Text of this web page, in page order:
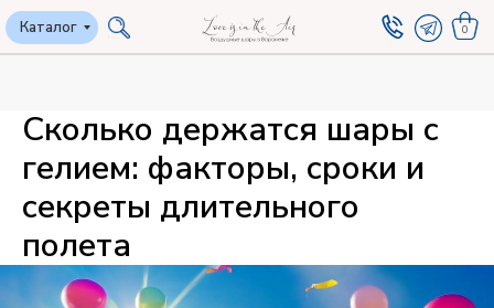
0
Каталог 0
Каталог
Сколько держатся шары с
гелием: факторы, сроки и
секреты длительного
полета